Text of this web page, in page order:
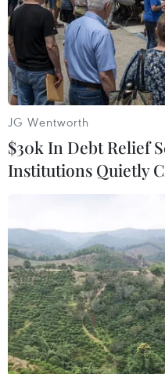
Xuân Trường lạc
Gangwon hòa ở
09/06/2017 14:25
Lương Xuân Trường ra
tay. Nhưng anh vẫn hoàn
trong đội hình Gangwon
Thành phố Hồ Chí Minh
JG Wentworth
$30k In Debt Relief
Institutions Quietly